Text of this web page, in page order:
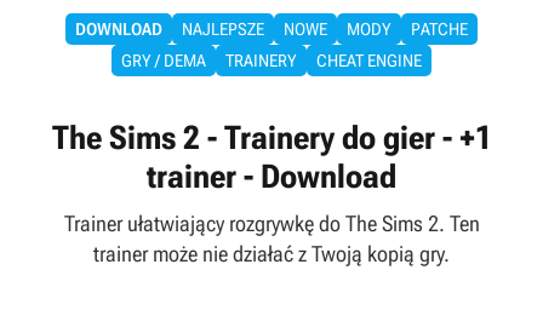
DOWNLOAD NAJLEPSZE NOWE MODY
PATCHE
GRY / DEMA
TRAINERY CHEAT ENGINE
The Sims 2 - Trainery do gier - +1
trainer - Download
Trainer ułatwiający rozgrywkę do The Sims 2. Ten
trainer może nie działać z Twoją kopią gry.